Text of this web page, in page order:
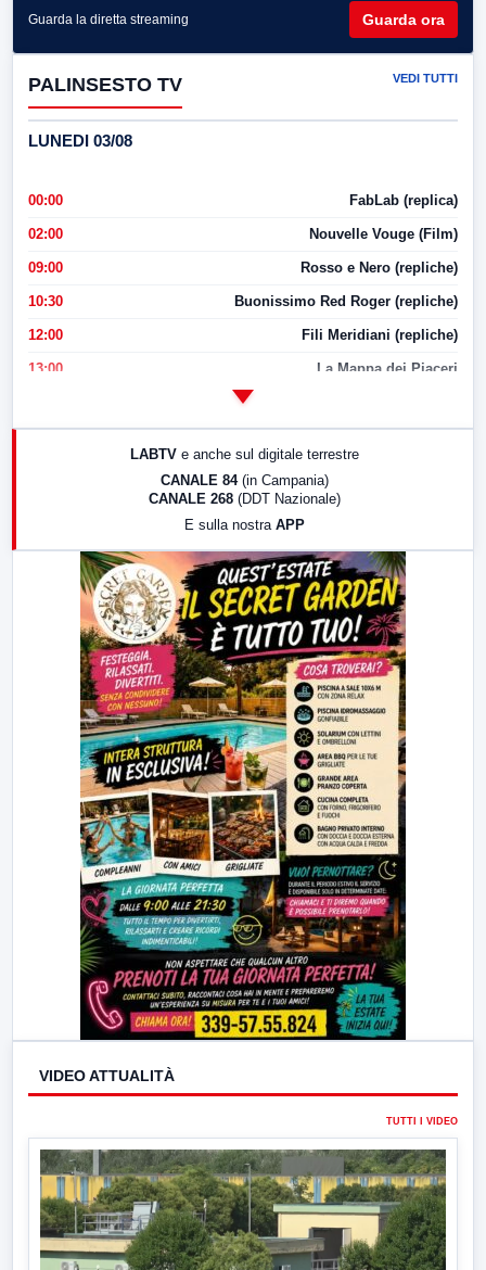
Guarda la diretta streaming Guarda ora
PALINSESTO TV VEDI TUTTI
LUNEDI 03/08
00:00 FabLab (replica)
02:00 Nouvelle Vouge (Film)
09:00 Rosso e Nero (repliche)
10:30 Buonissimo Red Roger (repliche)
12:00 Fili Meridiani (repliche)
13:00 La Mappa dei Piaceri
LabNews (replica)
LABTV e anche sul digitale terrestre
CANALE 84 (in Campania)
CANALE 268 (DDT Nazionale)
E sulla nostra APP
VIDEO ATTUALITÀ
TUTTI I VIDEO